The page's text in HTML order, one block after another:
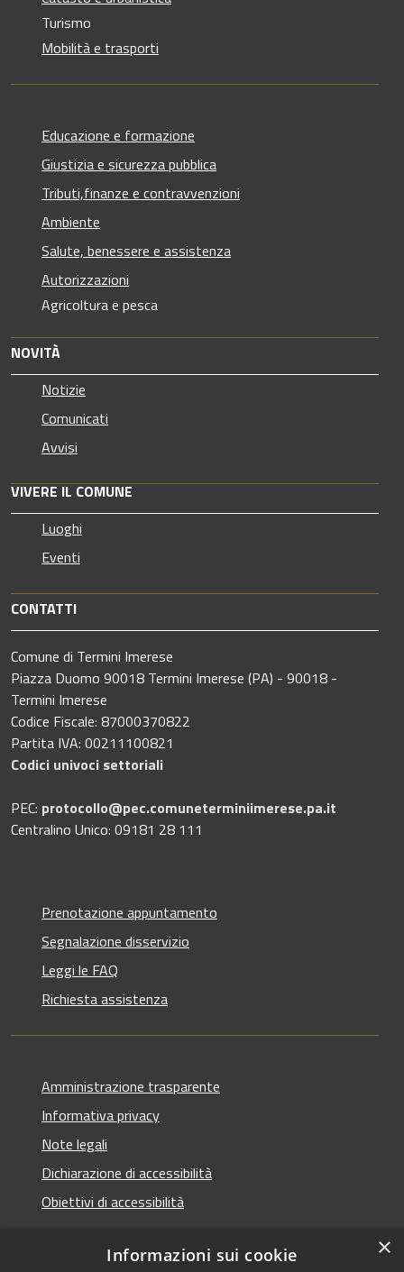
Turismo
Mobilità e trasporti
Educazione e formazione
Giustizia e sicurezza pubblica
Tributi,finanze e contravvenzioni
Ambiente
Salute, benessere e assistenza
Autorizzazioni
Agricoltura e pesca
NOVITÀ
Notizie
Comunicati
Avvisi
VIVERE IL COMUNE
Luoghi
Eventi
CONTATTI
Comune di Termini Imerese
Piazza Duomo 90018 Termini Imerese (PA) - 90018 -
Termini Imerese
Codice Fiscale: 87000370822
Partita IVA: 00211100821
Codici univoci settoriali
PEC: protocollo@pec.comuneterminiimerese.pa.it
Centralino Unico: 09181 28 111
Prenotazione appuntamento
Segnalazione disservizio
Leggi le FAQ
Richiesta assistenza
Amministrazione trasparente
Informativa privacy
Note legali
Dichiarazione di accessibilità
Obiettivi di accessibilità
×
Informazioni sui cookie